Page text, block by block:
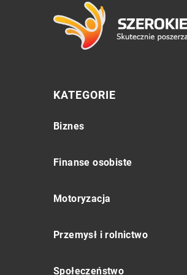
KATEGORIE
Biznes
Finanse osobiste
Motoryzacja
Przemysł i rolnictwo
Społeczeństwo